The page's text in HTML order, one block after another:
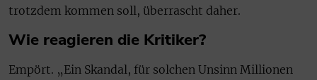
trotzdem kommen soll, überrascht daher.
Wie reagieren die Kritiker?
Empört. „Ein Skandal, für solchen Unsinn Millionen